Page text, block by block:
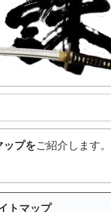
ップをご紹介します。
トマップ